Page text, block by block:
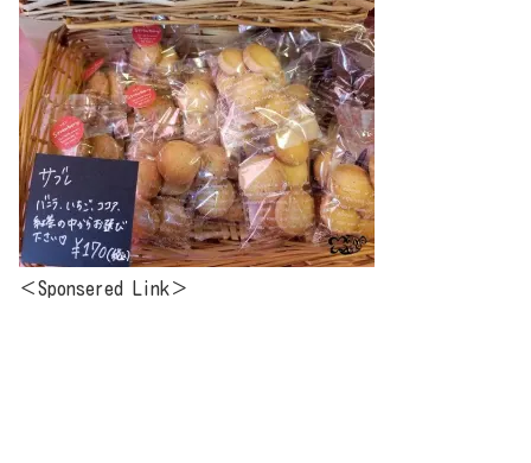
＜Sponsered Link＞